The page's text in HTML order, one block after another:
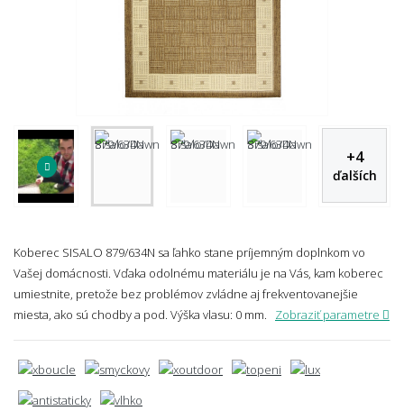
+4
ďalších
Koberec SISALO 879/634N sa ľahko stane príjemným doplnkom vo
Vašej domácnosti. Vďaka odolnému materiálu je na Vás, kam koberec
umiestnite, pretože bez problémov zvládne aj frekventovanejšie
miesta, ako sú chodby a pod. Výška vlasu: 0 mm. Zobraziť parametre